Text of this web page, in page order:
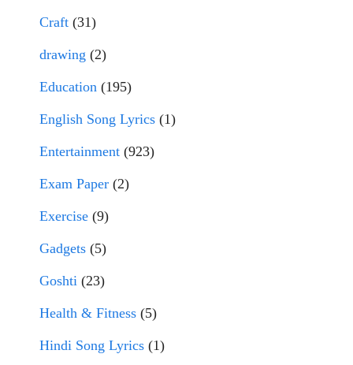
Craft (31)
drawing (2)
Education (195)
English Song Lyrics (1)
Entertainment (923)
Exam Paper (2)
Exercise (9)
Gadgets (5)
Goshti (23)
Health & Fitness (5)
Hindi Song Lyrics (1)